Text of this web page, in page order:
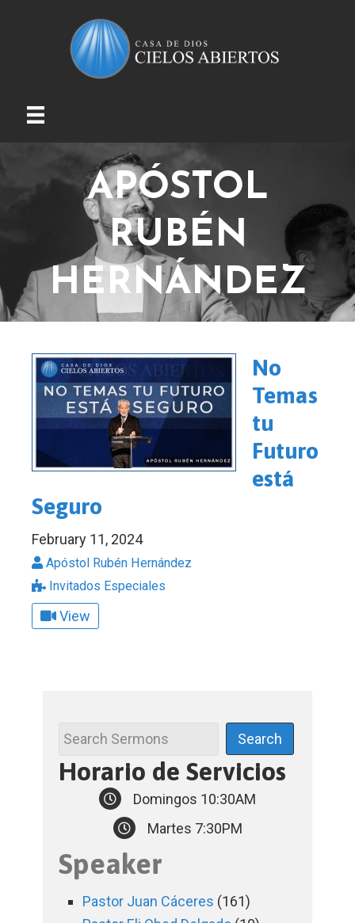
APÓSTOL
RUBÉN
HERNÁNDEZ
No
Temas
tu
Futuro
está
Seguro
February 11, 2024
Apóstol Rubén Hernández
Invitados Especiales
View
Horario de Servicios
Domingos 10:30AM
Martes 7:30PM
Speaker
Pastor Juan Cáceres (161)